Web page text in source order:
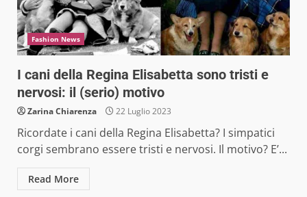
Fashion News
I cani della Regina Elisabetta sono tristi e
nervosi: il (serio) motivo
Zarina Chiarenza 22 Luglio 2023
Ricordate i cani della Regina Elisabetta? I simpatici
corgi sembrano essere tristi e nervosi. Il motivo? E’...
Read More